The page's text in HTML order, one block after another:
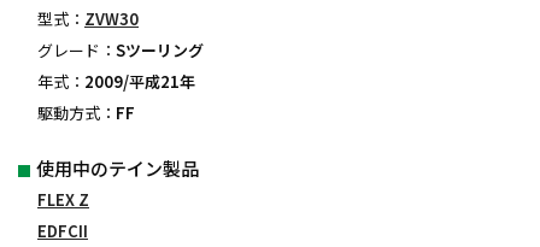
型式： ZVW30
グレード： Sツーリング
年式： 2009/平成21年
駆動方式： FF
使用中のテイン製品
FLEX Z
EDFCII